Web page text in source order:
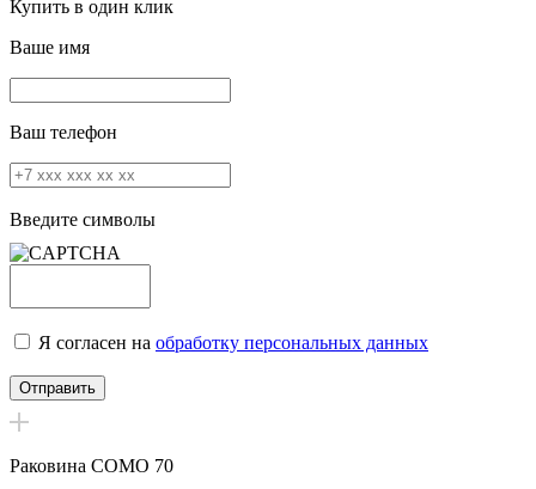
Купить в один клик
Ваше имя
Ваш телефон
Введите символы
Я согласен на обработку персональных данных
Раковина COMO 70